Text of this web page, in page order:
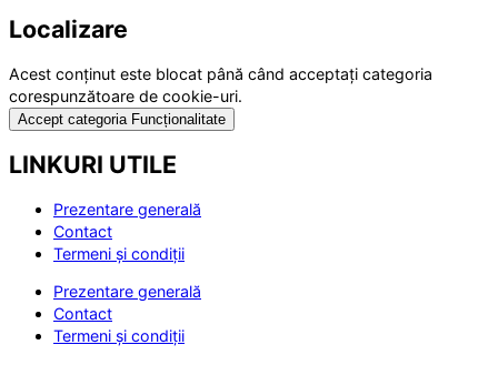
Localizare
Acest conținut este blocat până când acceptați categoria
corespunzătoare de cookie-uri.
Accept categoria Funcționalitate
LINKURI UTILE
Prezentare generală
Contact
Termeni și condiții
Prezentare generală
Contact
Termeni și condiții